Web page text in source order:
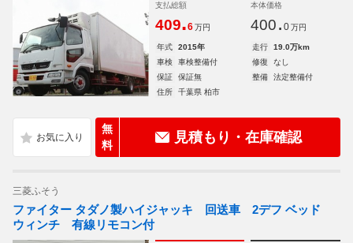
支払総額
409.6 万円
本体価格
400. 0 万円
年式 2015年 走行
19.0万km
車検
車検整備付 修復
なし
保証
保証無 整備
法定整備付
住所
千葉県 柏市
無
料
見積もり・在庫確認
三菱ふそう
ファイター タダノ製ハイジャッキ 回送車 2デフ ベッド
ウィンチ 有線リモコン付